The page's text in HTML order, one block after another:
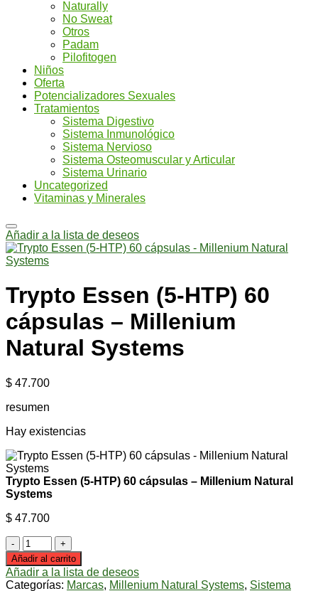
Naturally
No Sweat
Otros
Padam
Pilofitogen
Niños
Oferta
Potencializadores Sexuales
Tratamientos
Sistema Digestivo
Sistema Inmunológico
Sistema Nervioso
Sistema Osteomuscular y Articular
Sistema Urinario
Uncategorized
Vitaminas y Minerales
Añadir a la lista de deseos
Trypto Essen (5-HTP) 60
cápsulas – Millenium
Natural Systems
$ 47.700
resumen
Hay existencias
Trypto Essen (5-HTP) 60 cápsulas – Millenium Natural
Systems
$ 47.700
Trypto
Essen
(5-
HTP)
Añadir al carrito
Añadir a la lista de deseos
Categorías: Marcas, Millenium Natural Systems, Sistema